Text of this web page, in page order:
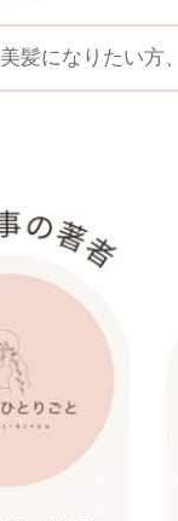
美髪になりたい方